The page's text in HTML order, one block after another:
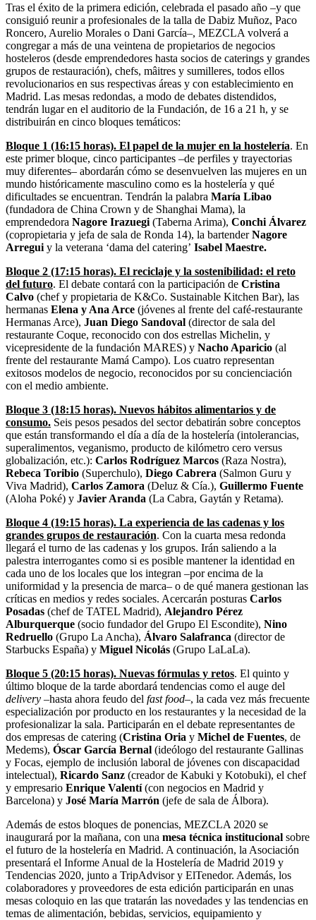
Tras el éxito de la primera edición, celebrada el pasado año –y que
consiguió reunir a profesionales de la talla de Dabiz Muñoz, Paco
Roncero, Aurelio Morales o Dani García–, MEZCLA volverá a
congregar a más de una veintena de propietarios de negocios
hosteleros (desde emprendedores hasta socios de caterings y grandes
grupos de restauración), chefs, mâitres y sumilleres, todos ellos
revolucionarios en sus respectivas áreas y con establecimiento en
Madrid. Las mesas redondas, a modo de debates distendidos,
tendrán lugar en el auditorio de la Fundación, de 16 a 21 h, y se
distribuirán en cinco bloques temáticos:
Bloque 1 (16:15 horas). El papel de la mujer en la hostelería. En
este primer bloque, cinco participantes –de perfiles y trayectorias
muy diferentes– abordarán cómo se desenvuelven las mujeres en un
mundo históricamente masculino como es la hostelería y qué
dificultades se encuentran. Tendrán la palabra María Libao
(fundadora de China Crown y de Shanghai Mama), la
emprendedora Nagore Irazuegi (Taberna Arima), Conchi Álvarez
(copropietaria y jefa de sala de Ronda 14), la bartenderNagore
Arregui y la veterana ‘dama del catering’ Isabel Maestre.
Bloque 2 (17:15 horas). El reciclaje y la sostenibilidad: el reto
del futuro. El debate contará con la participación de Cristina
Calvo (chef y propietaria de K&Co. Sustainable Kitchen Bar), las
hermanas Elena y Ana Arce (jóvenes al frente del café-restaurante
Hermanas Arce), Juan Diego Sandoval (director de sala del
restaurante Coque, reconocido con dos estrellas Michelin, y
vicepresidente de la fundación MARES) y Nacho Aparicio (al
frente del restaurante Mamá Campo). Los cuatro representan
exitosos modelos de negocio, reconocidos por su concienciación
con el medio ambiente.
Bloque 3 (18:15 horas). Nuevos hábitos alimentarios y de
consumo. Seis pesos pesados del sector debatirán sobre conceptos
que están transformando el día a día de la hostelería (intolerancias,
superalimentos, veganismo, producto de kilómetro cero versus
globalización, etc.): Carlos Rodríguez Marcos (Raza Nostra),
Rebeca Toribio (Superchulo), Diego Cabrera (Salmon Guru y
Viva Madrid), Carlos Zamora (Deluz & Cía.), Guillermo Fuente
(Aloha Poké) y Javier Aranda (La Cabra, Gaytán y Retama).
Bloque 4 (19:15 horas). La experiencia de las cadenas y los
grandes grupos de restauración. Con la cuarta mesa redonda
llegará el turno de las cadenas y los grupos. Irán saliendo a la
palestra interrogantes como si es posible mantener la identidad en
cada uno de los locales que los integran –por encima de la
uniformidad y la presencia de marca– o de qué manera gestionan las
críticas en medios y redes sociales. Acercarán posturas Carlos
Posadas (chef de TATEL Madrid), Alejandro Pérez
Alburquerque (socio fundador del Grupo El Escondite), Nino
Redruello (Grupo La Ancha), Álvaro Salafranca (director de
Starbucks España) y Miguel Nicolás (Grupo LaLaLa).
Bloque 5 (20:15 horas). Nuevas fórmulas y retos. El quinto y
último bloque de la tarde abordará tendencias como el auge del
delivery –hasta ahora feudo del fast food–, la cada vez más frecuente
especialización por producto en los restaurantes y la necesidad de la
profesionalizar la sala. Participarán en el debate representantes de
dos empresas de catering (Cristina Oria y Michel de Fuentes, de
Medems), Óscar García Bernal (ideólogo del restaurante Gallinas
y Focas, ejemplo de inclusión laboral de jóvenes con discapacidad
intelectual), Ricardo Sanz (creador de Kabuki y Kotobuki), el chef
y empresario Enrique Valentí(con negocios en Madrid y
Barcelona) y José María Marrón (jefe de sala de Álbora).
Además de estos bloques de ponencias, MEZCLA 2020 se
inaugurará por la mañana, con una mesa técnica institucional sobre
el futuro de la hostelería en Madrid. A continuación, la Asociación
presentará el Informe Anual de la Hostelería de Madrid 2019 y
Tendencias 2020, junto a TripAdvisor y ElTenedor. Además, los
colaboradores y proveedores de esta edición participarán en unas
mesas coloquio en las que tratarán las novedades y las tendencias en
temas de alimentación, bebidas, servicios, equipamiento y